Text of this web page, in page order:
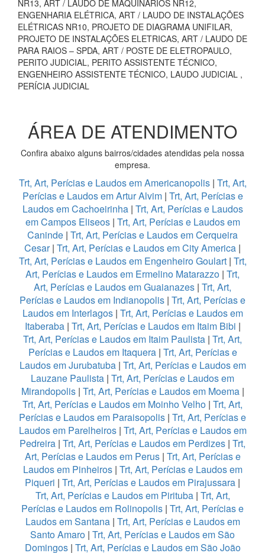
NR13, ART / LAUDO DE MAQUINÁRIOS NR12,
ENGENHARIA ELÉTRICA, ART / LAUDO DE INSTALAÇÕES
ELÉTRICAS NR10, PROJETO DE DIAGRAMA UNIFILAR,
PROJETO DE INSTALAÇÕES ELETRICAS, ART / LAUDO DE
PARA RAIOS – SPDA, ART / POSTE DE ELETROPAULO,
PERITO JUDICIAL, PERITO ASSISTENTE TÉCNICO,
ENGENHEIRO ASSISTENTE TÉCNICO, LAUDO JUDICIAL ,
PERÍCIA JUDICIAL
ÁREA DE ATENDIMENTO
Confira abaixo alguns bairros/cidades atendidas pela nossa
empresa.
Trt, Art, Perícias e Laudos em Americanopolis | Trt, Art,
Perícias e Laudos em Artur Alvim | Trt, Art, Perícias e
Laudos em Cachoeirinha| Trt, Art, Perícias e Laudos
em Campos Eliseos | Trt, Art, Perícias e Laudos em
Caninde | Trt, Art, Perícias e Laudos em Cerqueira
Cesar| Trt, Art, Perícias e Laudos em City America |
Trt, Art, Perícias e Laudos em Engenheiro Goulart | Trt,
Art, Perícias e Laudos em Ermelino Matarazzo | Trt,
Art, Perícias e Laudos em Guaianazes | Trt, Art,
Perícias e Laudos em Indianopolis | Trt, Art, Perícias e
Laudos em Interlagos| Trt, Art, Perícias e Laudos em
Itaberaba| Trt, Art, Perícias e Laudos em Itaim Bibi |
Trt, Art, Perícias e Laudos em Itaim Paulista | Trt, Art,
Perícias e Laudos em Itaquera| Trt, Art, Perícias e
Laudos em Jurubatuba| Trt, Art, Perícias e Laudos em
Lauzane Paulista | Trt, Art, Perícias e Laudos em
Mirandopolis| Trt, Art, Perícias e Laudos em Moema|
Trt, Art, Perícias e Laudos em Moinho Velho | Trt, Art,
Perícias e Laudos em Paraisopolis | Trt, Art, Perícias e
Laudos em Parelheiros| Trt, Art, Perícias e Laudos em
Pedreira | Trt, Art, Perícias e Laudos em Perdizes | Trt,
Art, Perícias e Laudos em Perus| Trt, Art, Perícias e
Laudos em Pinheiros| Trt, Art, Perícias e Laudos em
Piqueri | Trt, Art, Perícias e Laudos em Pirajussara |
Trt, Art, Perícias e Laudos em Pirituba| Trt, Art,
Perícias e Laudos em Rolinopolis | Trt, Art, Perícias e
Laudos em Santana| Trt, Art, Perícias e Laudos em
Santo Amaro | Trt, Art, Perícias e Laudos em São
Domingos| Trt, Art, Perícias e Laudos em São João